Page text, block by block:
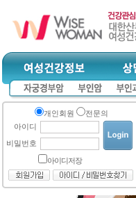
개인회원
전문의
아이디
비밀번호
아이디저장